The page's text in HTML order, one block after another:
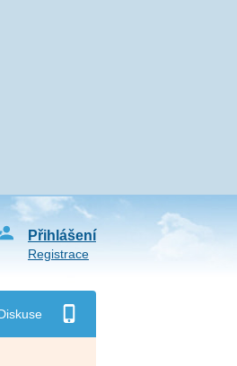
Přihlášení
Registrace